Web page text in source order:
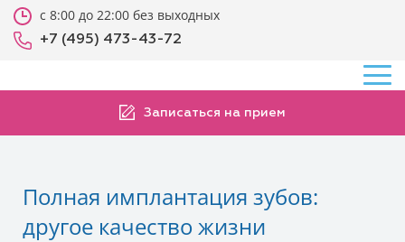
с 8:00 до 22:00 без выходных
+7 (495) 473-43-72
Записаться на прием
Полная имплантация зубов:
другое качество жизни